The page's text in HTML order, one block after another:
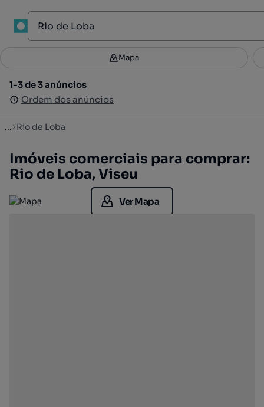
Filtros 2
1-3 de 3 anúncios
Ordem dos anúncios
Mapa
1-3 de 3 anúncios
Ordem dos anúncios
... Rio de Loba
Imóveis comerciais para comprar:
Rio de Loba, Viseu
Ver Mapa